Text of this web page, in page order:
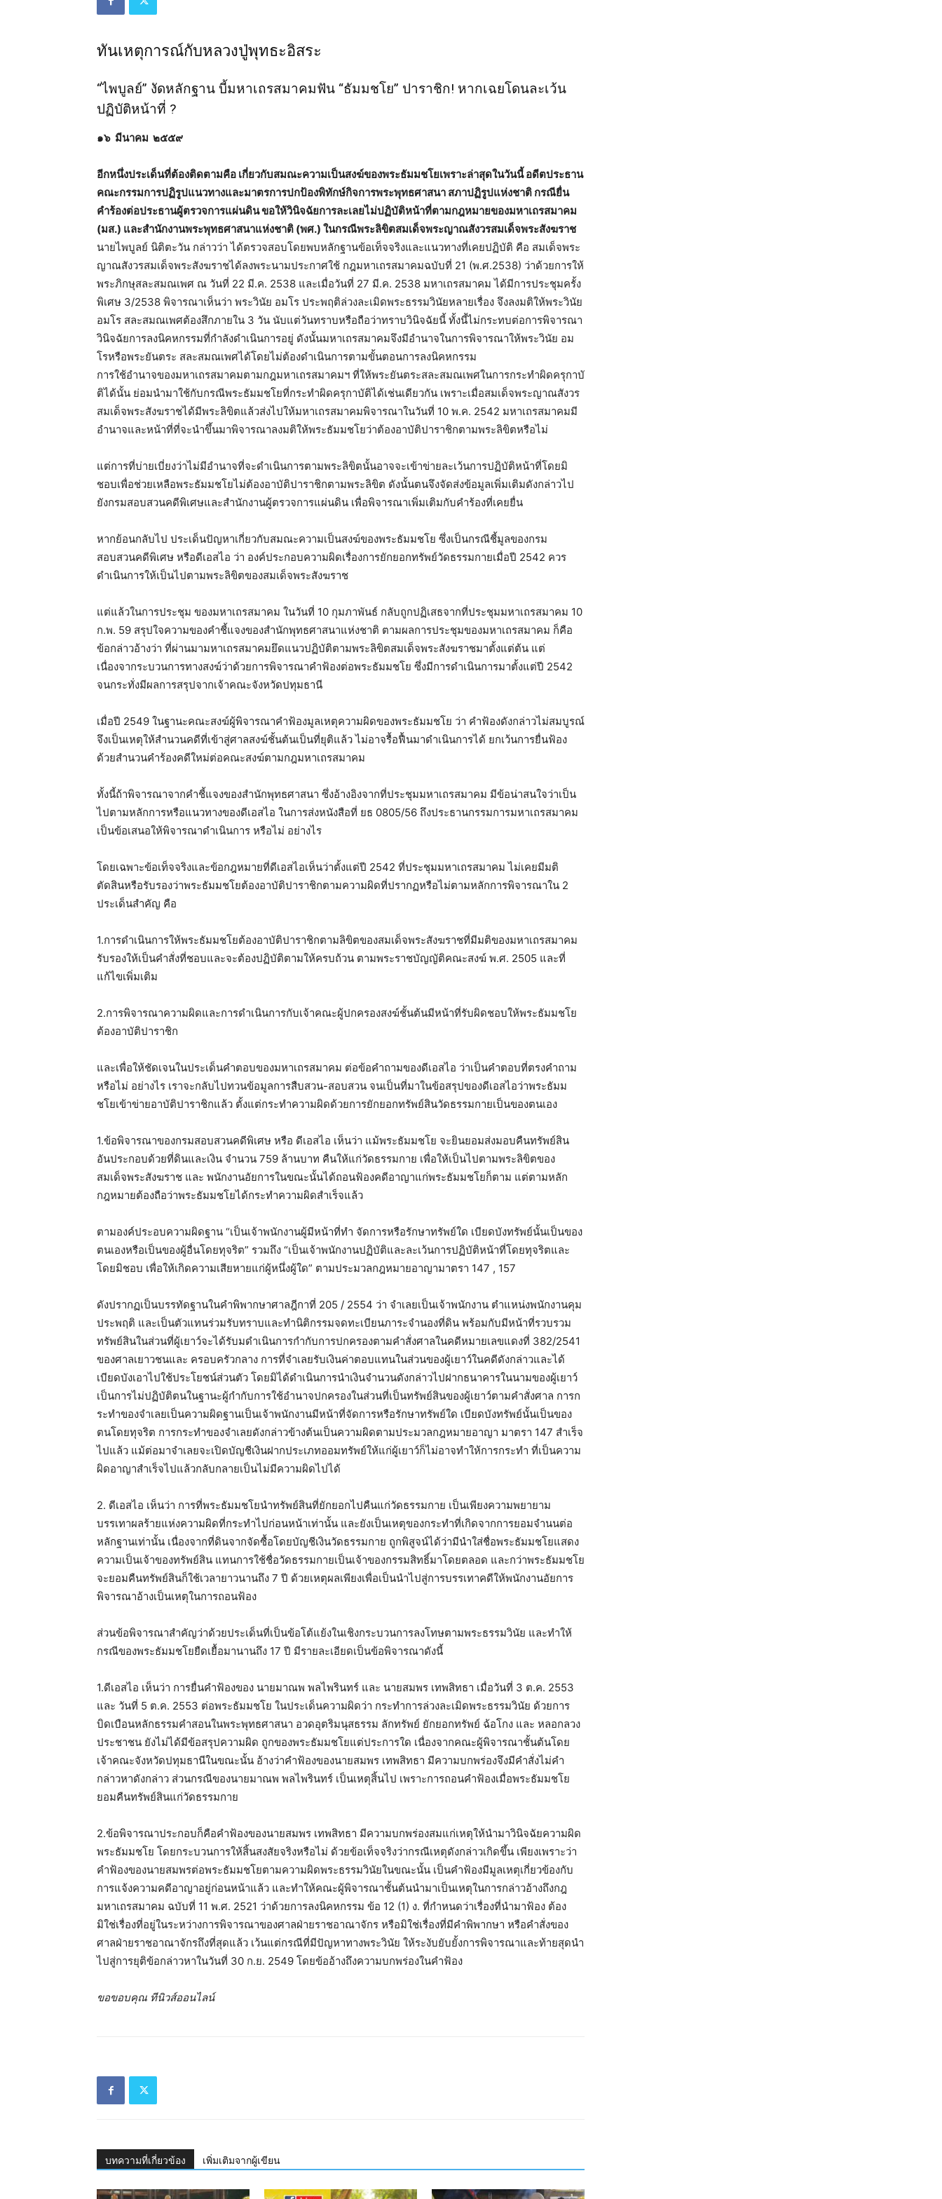
ทันเหตุการณ์กับหลวงปู่พุทธะอิสระ
“ไพบูลย์” งัดหลักฐาน บี้มหาเถรสมาคมฟัน “ธัมมชโย” ปาราชิก! หากเฉยโดนละเว้น
ปฏิบัติหน้าที่ ?
๑๖ มีนาคม ๒๕๕๙
อีกหนึ่งประเด็นที่ต้องติดตามคือ เกี่ยวกับสมณะความเป็นสงฆ์ของพระธัมมชโยเพราะล่าสุดในวันนี้ อดีตประธาน
คณะกรรมการปฏิรูปแนวทางและมาตรการปกป้องพิทักษ์กิจการพระพุทธศาสนา สภาปฏิรูปแห่งชาติ กรณียื่น
คำร้องต่อประธานผู้ตรวจการแผ่นดิน ขอให้วินิจฉัยการละเลยไม่ปฏิบัติหน้าที่ตามกฎหมายของมหาเถรสมาคม
(มส.) และสำนักงานพระพุทธศาสนาแห่งชาติ (พศ.) ในกรณีพระลิขิตสมเด็จพระญาณสังวรสมเด็จพระสังฆราช
นายไพบูลย์ นิติตะวัน กล่าวว่า ได้ตรวจสอบโดยพบหลักฐานข้อเท็จจริงและแนวทางที่เคยปฏิบัติ คือ สมเด็จพระ
ญาณสังวรสมเด็จพระสังฆราชได้ลงพระนามประกาศใช้ กฎมหาเถรสมาคมฉบับที่ 21 (พ.ศ.2538) ว่าด้วยการให้
พระภิกษุสละสมณเพศ ณ วันที่ 22 มี.ค. 2538 และเมื่อวันที่ 27 มี.ค. 2538 มหาเถรสมาคม ได้มีการประชุมครั้ง
พิเศษ 3/2538 พิจารณาเห็นว่า พระวินัย อมโร ประพฤติล่วงละเมิดพระธรรมวินัยหลายเรื่อง จึงลงมติให้พระวินัย
อมโร สละสมณเพศต้องสึกภายใน 3 วัน นับแต่วันทราบหรือถือว่าทราบวินิจฉัยนี้ ทั้งนี้ไม่กระทบต่อการพิจารณา
วินิจฉัยการลงนิคหกรรมที่กำลังดำเนินการอยู่ ดังนั้นมหาเถรสมาคมจึงมีอำนาจในการพิจารณาให้พระวินัย อม
โรหรือพระยันตระ สละสมณเพศได้โดยไม่ต้องดำเนินการตามขั้นตอนการลงนิคหกรรม
การใช้อำนาจของมหาเถรสมาคมตามกฎมหาเถรสมาคมฯ ที่ให้พระยันตระสละสมณเพศในการกระทำผิดครุกาบั
ติได้นั้น ย่อมนำมาใช้กับกรณีพระธัมมชโยที่กระทำผิดครุกาบัติได้เช่นเดียวกัน เพราะเมื่อสมเด็จพระญาณสังวร
สมเด็จพระสังฆราชได้มีพระลิขิตแล้วส่งไปให้มหาเถรสมาคมพิจารณาในวันที่ 10 พ.ค. 2542 มหาเถรสมาคมมี
อำนาจและหน้าที่ที่จะนำขึ้นมาพิจารณาลงมติให้พระธัมมชโยว่าต้องอาบัติปาราชิกตามพระลิขิตหรือไม่
แต่การที่บ่ายเบี่ยงว่าไม่มีอำนาจที่จะดำเนินการตามพระลิขิตนั้นอาจจะเข้าข่ายละเว้นการปฏิบัติหน้าที่โดยมิ
ชอบเพื่อช่วยเหลือพระธัมมชโยไม่ต้องอาบัติปาราชิกตามพระลิขิต ดังนั้นตนจึงจัดส่งข้อมูลเพิ่มเติมดังกล่าวไป
ยังกรมสอบสวนคดีพิเศษและสำนักงานผู้ตรวจการแผ่นดิน เพื่อพิจารณาเพิ่มเติมกับคำร้องที่เคยยื่น
หากย้อนกลับไป ประเด็นปัญหาเกี่ยวกับสมณะความเป็นสงฆ์ของพระธัมมชโย ซึ่งเป็นกรณีชี้มูลของกรม
สอบสวนคดีพิเศษ หรือดีเอสไอ ว่า องค์ประกอบความผิดเรื่องการยักยอกทรัพย์วัดธรรมกายเมื่อปี 2542 ควร
ดำเนินการให้เป็นไปตามพระลิขิตของสมเด็จพระสังฆราช
แต่แล้วในการประชุม ของมหาเถรสมาคม ในวันที่ 10 กุมภาพันธ์ กลับถูกปฏิเสธจากที่ประชุมมหาเถรสมาคม 10
ก.พ. 59 สรุปใจความของคำชี้แจงของสำนักพุทธศาสนาแห่งชาติ ตามผลการประชุมของมหาเถรสมาคม ก็คือ
ข้อกล่าวอ้างว่า ที่ผ่านมามหาเถรสมาคมยึดแนวปฏิบัติตามพระลิขิตสมเด็จพระสังฆราชมาตั้งแต่ต้น แต่
เนื่องจากระบวนการทางสงฆ์ว่าด้วยการพิจารณาคำฟ้องต่อพระธัมมชโย ซึ่งมีการดำเนินการมาตั้งแต่ปี 2542
จนกระทั่งมีผลการสรุปจากเจ้าคณะจังหวัดปทุมธานี
เมื่อปี 2549 ในฐานะคณะสงฆ์ผู้พิจารณาคำฟ้องมูลเหตุความผิดของพระธัมมชโย ว่า คำฟ้องดังกล่าวไม่สมบูรณ์
จึงเป็นเหตุให้สำนวนคดีที่เข้าสู่ศาลสงฆ์ชั้นต้นเป็นที่ยุติแล้ว ไม่อาจรื้อฟื้นมาดำเนินการได้ ยกเว้นการยื่นฟ้อง
ด้วยสำนวนคำร้องคดีใหม่ต่อคณะสงฆ์ตามกฎมหาเถรสมาคม
ทั้งนี้ถ้าพิจารณาจากคำชี้แจงของสำนักพุทธศาสนา ซึ่งอ้างอิงจากที่ประชุมมหาเถรสมาคม มีข้อน่าสนใจว่าเป็น
ไปตามหลักการหรือแนวทางของดีเอสไอ ในการส่งหนังสือที่ ยธ 0805/56 ถึงประธานกรรมการมหาเถรสมาคม
เป็นข้อเสนอให้พิจารณาดำเนินการ หรือไม่ อย่างไร
โดยเฉพาะข้อเท็จจริงและข้อกฎหมายที่ดีเอสไอเห็นว่าตั้งแต่ปี 2542 ที่ประชุมมหาเถรสมาคม ไม่เคยมีมติ
ตัดสินหรือรับรองว่าพระธัมมชโยต้องอาบัติปาราชิกตามความผิดที่ปรากฏหรือไม่ตามหลักการพิจารณาใน 2
ประเด็นสำคัญ คือ
1.การดำเนินการให้พระธัมมชโยต้องอาบัติปาราชิกตามลิขิตของสมเด็จพระสังฆราชที่มีมติของมหาเถรสมาคม
รับรองให้เป็นคำสั่งที่ชอบและจะต้องปฏิบัติตามให้ครบถ้วน ตามพระราชบัญญัติคณะสงฆ์ พ.ศ. 2505 และที่
แก้ไขเพิ่มเติม
2.การพิจารณาความผิดและการดำเนินการกับเจ้าคณะผู้ปกครองสงฆ์ชั้นต้นมีหน้าที่รับผิดชอบให้พระธัมมชโย
ต้องอาบัติปาราชิก
และเพื่อให้ชัดเจนในประเด็นคำตอบของมหาเถรสมาคม ต่อข้อคำถามของดีเอสไอ ว่าเป็นคำตอบที่ตรงคำถาม
หรือไม่ อย่างไร เราจะกลับไปทวนข้อมูลการสืบสวน-สอบสวน จนเป็นที่มาในข้อสรุปของดีเอสไอว่าพระธัมม
ชโยเข้าข่ายอาบัติปาราชิกแล้ว ตั้งแต่กระทำความผิดด้วยการยักยอกทรัพย์สินวัดธรรมกายเป็นของตนเอง
1.ข้อพิจารณาของกรมสอบสวนคดีพิเศษ หรือ ดีเอสไอ เห็นว่า แม้พระธัมมชโย จะยินยอมส่งมอบคืนทรัพย์สิน
อันประกอบด้วยที่ดินและเงิน จำนวน 759 ล้านบาท คืนให้แก่วัดธรรมกาย เพื่อให้เป็นไปตามพระลิขิตของ
สมเด็จพระสังฆราช และ พนักงานอัยการในขณะนั้นได้ถอนฟ้องคดีอาญาแก่พระธัมมชโยก็ตาม แต่ตามหลัก
กฎหมายต้องถือว่าพระธัมมชโยได้กระทำความผิดสำเร็จแล้ว
ตามองค์ประอบความผิดฐาน “เป็นเจ้าพนักงานผู้มีหน้าที่ทำ จัดการหรือรักษาทรัพย์ใด เบียดบังทรัพย์นั้นเป็นของ
ตนเองหรือเป็นของผู้อื่นโดยทุจริต” รวมถึง “เป็นเจ้าพนักงานปฏิบัติและละเว้นการปฏิบัติหน้าที่โดยทุจริตและ
โดยมิชอบ เพื่อให้เกิดความเสียหายแก่ผู้หนึ่งผู้ใด” ตามประมวลกฎหมายอาญามาตรา 147 , 157
ดังปรากฏเป็นบรรทัดฐานในคำพิพากษาศาลฎีกาที่ 205 / 2554 ว่า จำเลยเป็นเจ้าพนักงาน ตำแหน่งพนักงานคุม
ประพฤติ และเป็นตัวแทนร่วมรับทราบและทำนิติกรรมจดทะเบียนภาระจำนองที่ดิน พร้อมกับมีหน้าที่รวบรวม
ทรัพย์สินในส่วนที่ผู้เยาว์จะได้รับมดำเนินการกำกับการปกครองตามคำสั่งศาลในคดีหมายเลขแดงที่ 382/2541
ของศาลเยาวชนและ ครอบครัวกลาง การที่จำเลยรับเงินค่าตอบแทนในส่วนของผู้เยาว์ในคดีดังกล่าวและได้
เบียดบังเอาไปใช้ประโยชน์ส่วนตัว โดยมิได้ดำเนินการนำเงินจำนวนดังกล่าวไปฝากธนาคารในนามของผู้เยาว์
เป็นการไม่ปฏิบัติตนในฐานะผู้กำกับการใช้อำนาจปกครองในส่วนที่เป็นทรัพย์สินของผู้เยาว์ตามคำสั่งศาล การก
ระทำของจำเลยเป็นความผิดฐานเป็นเจ้าพนักงานมีหน้าที่จัดการหรือรักษาทรัพย์ใด เบียดบังทรัพย์นั้นเป็นของ
ตนโดยทุจริต การกระทำของจำเลยดังกล่าวข้างต้นเป็นความผิดตามประมวลกฎหมายอาญา มาตรา 147 สำเร็จ
ไปแล้ว แม้ต่อมาจำเลยจะเปิดบัญชีเงินฝากประเภทออมทรัพย์ให้แก่ผู้เยาว์ก็ไม่อาจทำให้การกระทำ ที่เป็นความ
ผิดอาญาสำเร็จไปแล้วกลับกลายเป็นไม่มีความผิดไปได้
2. ดีเอสไอ เห็นว่า การที่พระธัมมชโยนำทรัพย์สินที่ยักยอกไปคืนแก่วัดธรรมกาย เป็นเพียงความพยายาม
บรรเทาผลร้ายแห่งความผิดที่กระทำไปก่อนหน้าเท่านั้น และยังเป็นเหตุของกระทำที่เกิดจากการยอมจำนนต่อ
หลักฐานเท่านั้น เนื่องจากที่ดินจากจัดซื้อโดยบัญชีเงินวัดธรรมกาย ถูกพิสูจน์ได้ว่ามีนำใส่ชื่อพระธัมมชโยแสดง
ความเป็นเจ้าของทรัพย์สิน แทนการใช้ชื่อวัดธรรมกายเป็นเจ้าของกรรมสิทธิ์มาโดยตลอด และกว่าพระธัมมชโย
จะยอมคืนทรัพย์สินก็ใช้เวลายาวนานถึง 7 ปี ด้วยเหตุผลเพียงเพื่อเป็นนำไปสู่การบรรเทาคดีให้พนักงานอัยการ
พิจารณาอ้างเป็นเหตุในการถอนฟ้อง
ส่วนข้อพิจารณาสำคัญว่าด้วยประเด็นที่เป็นข้อโต้แย้งในเชิงกระบวนการลงโทษตามพระธรรมวินัย และทำให้
กรณีของพระธัมมชโยยืดเยื้อมานานถึง 17 ปี มีรายละเอียดเป็นข้อพิจารณาดังนี้
1.ดีเอสไอ เห็นว่า การยื่นคำฟ้องของ นายมาณพ พลไพรินทร์ และ นายสมพร เทพสิทธา เมื่อวันที่ 3 ต.ค. 2553
และ วันที่ 5 ต.ค. 2553 ต่อพระธัมมชโย ในประเด็นความผิดว่า กระทำการล่วงละเมิดพระธรรมวินัย ด้วยการ
บิดเบือนหลักธรรมคำสอนในพระพุทธศาสนา อวดอุตริมนุสธรรม ลักทรัพย์ ยักยอกทรัพย์ ฉ้อโกง และ หลอกลวง
ประชาชน ยังไม่ได้มีข้อสรุปความผิด ถูกของพระธัมมชโยแต่ประการใด เนื่องจากคณะผู้พิจารณาชั้นต้นโดย
เจ้าคณะจังหวัดปทุมธานีในขณะนั้น อ้างว่าคำฟ้องของนายสมพร เทพสิทธา มีความบกพร่องจึงมีคำสั่งไม่คำ
กล่าวหาดังกล่าว ส่วนกรณีของนายมาณพ พลไพรินทร์ เป็นเหตุสิ้นไป เพราะการถอนคำฟ้องเมื่อพระธัมมชโย
ยอมคืนทรัพย์สินแก่วัดธรรมกาย
2.ข้อพิจารณาประกอบก็คือคำฟ้องของนายสมพร เทพสิทธา มีความบกพร่องสมแก่เหตุให้นำมาวินิจฉัยความผิด
พระธัมมชโย โดยกระบวนการให้สิ้นสงสัยจริงหรือไม่ ด้วยข้อเท็จจริงว่ากรณีเหตุดังกล่าวเกิดขึ้น เพียงเพราะว่า
คำฟ้องของนายสมพรต่อพระธัมมชโยตามความผิดพระธรรมวินัยในขณะนั้น เป็นคำฟ้องมีมูลเหตุเกี่ยวข้องกับ
การแจ้งความคดีอาญาอยู่ก่อนหน้าแล้ว และทำให้คณะผู้พิจารณาชั้นต้นนำมาเป็นเหตุในการกล่าวอ้างถึงกฎ
มหาเถรสมาคม ฉบับที่ 11 พ.ศ. 2521 ว่าด้วยการลงนิคหกรรม ข้อ 12 (1) ง. ที่กำหนดว่าเรื่องที่นำมาฟ้อง ต้อง
มิใช่เรื่องที่อยู่ในระหว่างการพิจารณาของศาลฝ่ายราชอาณาจักร หรือมิใช่เรื่องที่มีคำพิพากษา หรือคำสั่งของ
ศาลฝ่ายราชอาณาจักรถึงที่สุดแล้ว เว้นแต่กรณีที่มีปัญหาทางพระวินัย ให้ระงับยับยั้งการพิจารณาและท้ายสุดนำ
ไปสู่การยุติข้อกล่าวหาในวันที่ 30 ก.ย. 2549 โดยข้ออ้างถึงความบกพร่องในคำฟ้อง
ขอขอบคุณ ทีนิวส์ออนไลน์
บทความที่เกี่ยวข้อง เพิ่มเติมจากผู้เขียน